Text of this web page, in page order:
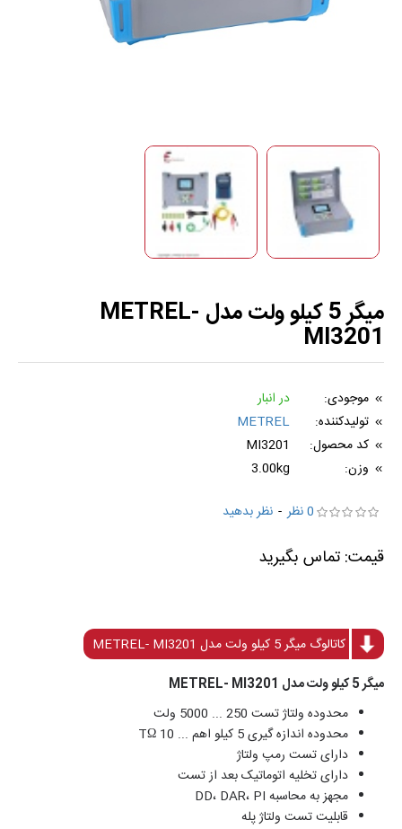
میگر 5 کیلو ولت مدل METREL-
MI3201
موجودی:
در انبار
تولیدکننده:
METREL
کد محصول:
MI3201
وزن:
3.00kg
0 نظر
- نظر بدهید
میگر 5 کیلو ولت مدل METREL- MI3201
محدوده ولتاژ تست 250 ... 5000 ولت
محدوده اندازه گیری 5 کیلو اهم ... 10 TΩ
دارای تست رمپ ولتاژ
دارای تخلیه اتوماتیک بعد از تست
مجهز به محاسبه DD، DAR، PI
قابلیت تست ولتاژ پله
کاتالوگ میگر 5 کیلو ولت مدل METREL- MI3201